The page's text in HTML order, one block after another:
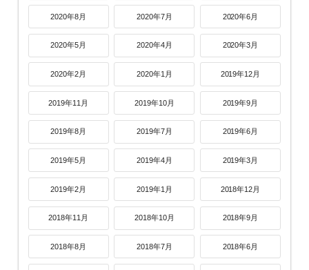
2020年8月 2020年7月 2020年6月
2020年5月 2020年4月 2020年3月
2020年2月 2020年1月 2019年12月
2019年11月 2019年10月 2019年9月
2019年8月 2019年7月 2019年6月
2019年5月 2019年4月 2019年3月
2019年2月 2019年1月 2018年12月
2018年11月 2018年10月 2018年9月
2018年8月 2018年7月 2018年6月